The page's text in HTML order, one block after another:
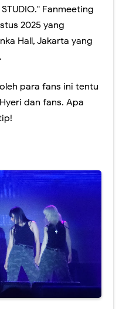
STUDIO." Fanmeeting
2025 yang
Hall, Jakarta yang
para fans ini tentu
dan fans. Apa